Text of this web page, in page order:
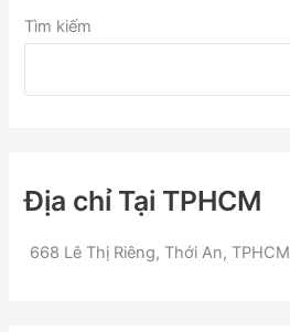
Tìm kiếm
Địa chỉ Tại TPHCM
668 Lê Thị Riêng, Thới An, TPHCM